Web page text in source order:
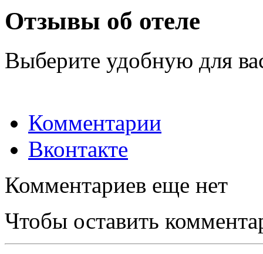
Отзывы об отеле
Выберите удобную для
Комментарии
Вконтакте
Комментариев еще нет
Чтобы оставить